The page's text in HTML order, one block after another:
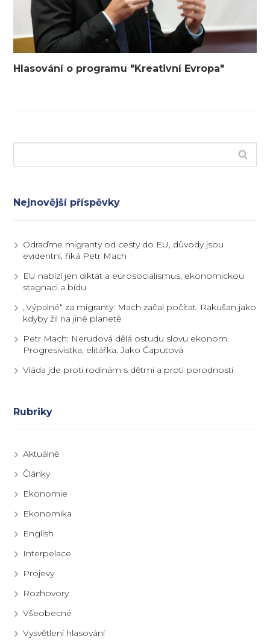
Hlasování o programu "Kreativní Evropa"
Nejnovější příspěvky
Odraďme migranty od cesty do EU, důvody jsou
evidentní, říká Petr Mach
EU nabízí jen diktát a eurosocialismus, ekonomickou
stagnaci a bídu
„Výpalné“ za migranty: Mach začal počítat. Rakušan jako
kdyby žil na jiné planetě
Petr Mach: Nerudová dělá ostudu slovu ekonom.
Progresivistka, elitářka. Jako Čaputová
Vláda jde proti rodinám s dětmi a proti porodnosti
Rubriky
Aktuálně
Články
Ekonomie
Ekonomika
English
Interpelace
Projevy
Rozhovory
Všeobecné
Vysvětlení hlasování